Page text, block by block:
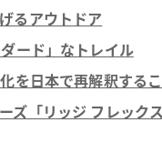
るアウトドア
ード」なトレイル
を日本で再解釈する
ズ「リッジ フレックス